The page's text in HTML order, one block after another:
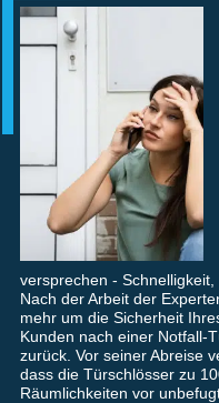
versprechen -
Nach der Arbeit der
mehr um die Sicherheit
Kunden nach einer Notfall-
zurück. Vor seiner Abreise
dass die Türschlösser zu
Räumlichkeiten vor